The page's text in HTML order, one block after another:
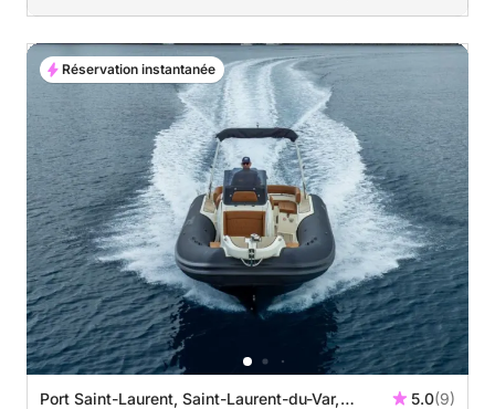
Port Saint-Laurent, Saint-Laurent-du-Var,
5.0(9)
Réservation instantanée